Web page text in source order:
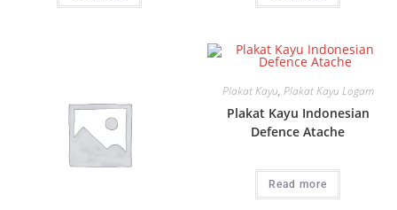
Plakat Kayu, Plakat Kayu Logam
Plakat Kayu Indonesian
Defence Atache
Read more